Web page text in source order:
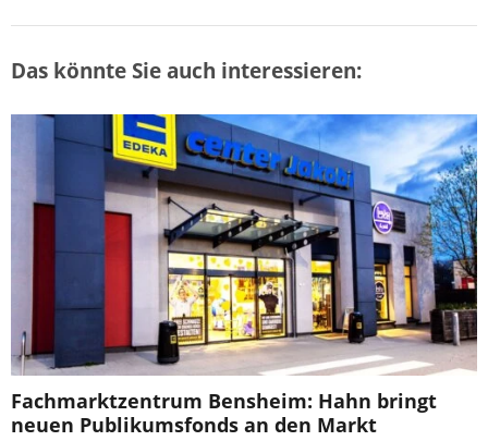
Das könnte Sie auch interessieren:
Fachmarktzentrum Bensheim: Hahn bringt
neuen Publikumsfonds an den Markt